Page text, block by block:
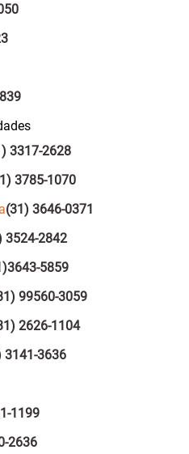
3317-2628
3785-1070
(31) 3646-0371
3524-2842
5859
99560-3059
2626-1104
3141-3636
1199
2636